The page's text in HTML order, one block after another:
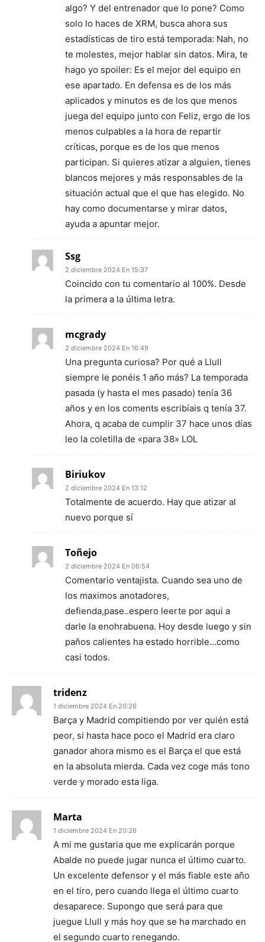
algo? Y del entrenador que lo pone? Como
solo lo haces de XRM, busca ahora sus
estadísticas de tiro está temporada: Nah, no
te molestes, mejor hablar sin datos. Mira, te
hago yo spoiler: Es el mejor del equipo en
ese apartado. En defensa es de los más
aplicados y minutos es de los que menos
juega del equipo junto con Feliz, ergo de los
menos culpables a la hora de repartir
críticas, porque es de los que menos
participan. Si quieres atizar a alguien, tienes
blancos mejores y más responsables de la
situación actual que el que has elegido. No
hay como documentarse y mirar datos,
ayuda a apuntar mejor.
Ssg
2 diciembre 2024 En 15:37
Coincido con tu comentario al 100%. Desde
la primera a la última letra.
mcgrady
2 diciembre 2024 En 16:49
Una pregunta curiosa? Por qué a Llull
siempre le ponéis 1 año más? La temporada
pasada (y hasta el mes pasado) tenía 36
años y en los coments escribíais q tenía 37.
Ahora, q acaba de cumplir 37 hace unos días
leo la coletilla de «para 38» LOL
Biriukov
2 diciembre 2024 En 13:12
Totalmente de acuerdo. Hay que atizar al
nuevo porque sí
Toñejo
2 diciembre 2024 En 06:54
Comentario ventajista. Cuando sea uno de
los maximos anotadores,
defienda,pase..espero leerte por aqui a
darle la enohrabuena. Hoy desde luego y sin
paños calientes ha estado horrible…como
casi todos.
tridenz
1 diciembre 2024 En 20:26
Barça y Madrid compitiendo por ver quién está
peor, si hasta hace poco el Madrid era claro
ganador ahora mismo es el Barça el que está
en la absoluta mierda. Cada vez coge más tono
verde y morado esta liga.
Marta
1 diciembre 2024 En 20:26
A mi me gustaria que me explicarán porque
Abalde no puede jugar nunca el último cuarto.
Un excelente defensor y el más fiable este año
en el tiro, pero cuando llega el último cuarto
desaparece. Supongo que será para que
juegue Llull y más hoy que se ha marchado en
el segundo cuarto renegando.